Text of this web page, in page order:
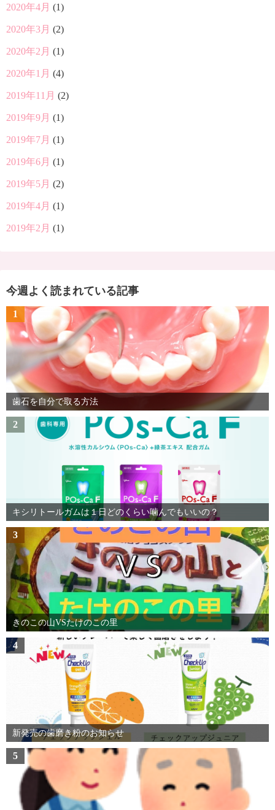
2020年4月 (1)
2020年3月 (2)
2020年2月 (1)
2020年1月 (4)
2019年11月 (2)
2019年9月 (1)
2019年7月 (1)
2019年6月 (1)
2019年5月 (2)
2019年4月 (1)
2019年2月 (1)
今週よく読まれている記事
1
歯石を自分で取る方法
2
キシリトールガムは１日どのくらい噛んでもいいの？
3
きのこの山VSたけのこの里
4
新発売の歯磨き粉のお知らせ
5